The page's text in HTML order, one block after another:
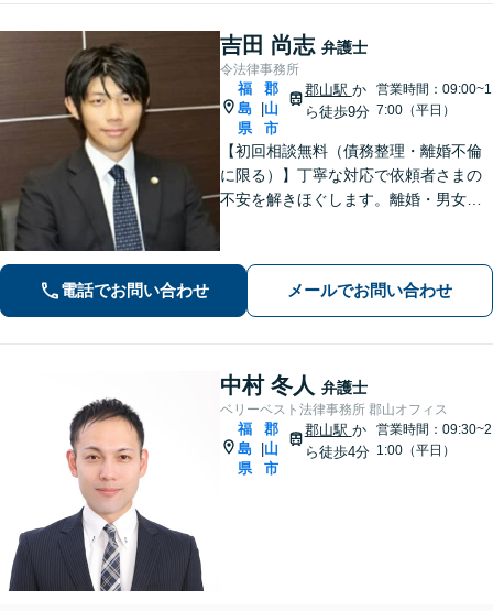
吉田 尚志 弁護士
令法律事務所
福
島
県
郡
山
市
郡山駅 か
ら徒歩9分
営業時間：09:00~1
7:00（平日）
【初回相談無料（債務整理・離婚不倫
に限る）】丁寧な対応で依頼者さまの
不安を解きほぐします。離婚・男女問
え込まずお気軽にご相談ください。
【分割払い可能】
電話でお問い合わせ メールでお問い合わせ
中村 冬人 弁護士
ベリーベスト法律事務所 郡山オフィス
福
島
県
郡
山
市
郡山駅 か
ら徒歩4分
営業時間：09:30~2
1:00（平日）